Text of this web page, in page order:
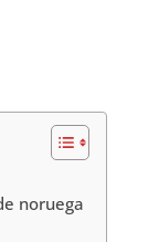
noruega